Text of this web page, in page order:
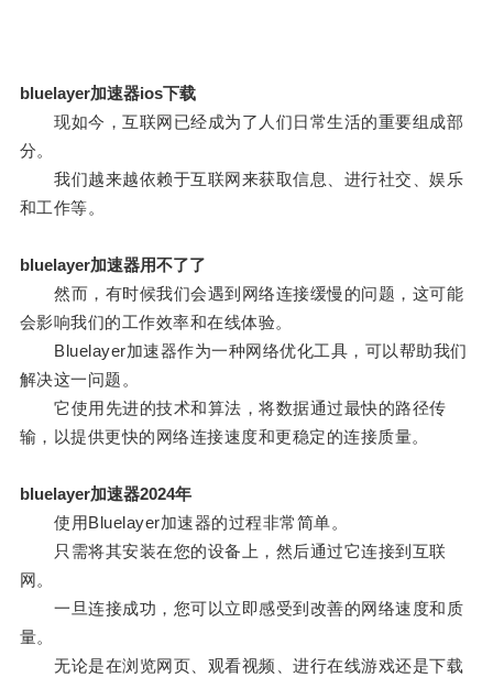
bluelayer加速器ios下载
现如今，互联网已经成为了人们日常生活的重要组成部
分。
我们越来越依赖于互联网来获取信息、进行社交、娱乐
和工作等。
bluelayer加速器用不了了
然而，有时候我们会遇到网络连接缓慢的问题，这可能
会影响我们的工作效率和在线体验。
Bluelayer加速器作为一种网络优化工具，可以帮助我们
解决这一问题。
它使用先进的技术和算法，将数据通过最快的路径传
输，以提供更快的网络连接速度和更稳定的连接质量。
bluelayer加速器2024年
使用Bluelayer加速器的过程非常简单。
只需将其安装在您的设备上，然后通过它连接到互联
网。
一旦连接成功，您可以立即感受到改善的网络速度和质
量。
无论是在浏览网页、观看视频、进行在线游戏还是下载